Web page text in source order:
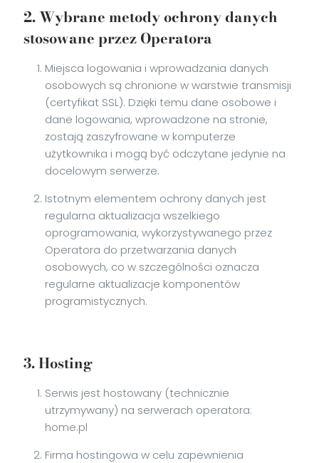
2. Wybrane metody ochrony danych
stosowane przez Operatora
Miejsca logowania i wprowadzania danych
osobowych są chronione w warstwie transmisji
(certyfikat SSL). Dzięki temu dane osobowe i
dane logowania, wprowadzone na stronie,
zostają zaszyfrowane w komputerze
użytkownika i mogą być odczytane jedynie na
docelowym serwerze.
Istotnym elementem ochrony danych jest
regularna aktualizacja wszelkiego
oprogramowania, wykorzystywanego przez
Operatora do przetwarzania danych
osobowych, co w szczególności oznacza
regularne aktualizacje komponentów
programistycznych.
3. Hosting
Serwis jest hostowany (technicznie
utrzymywany) na serwerach operatora:
home.pl
Firma hostingowa w celu zapewnienia